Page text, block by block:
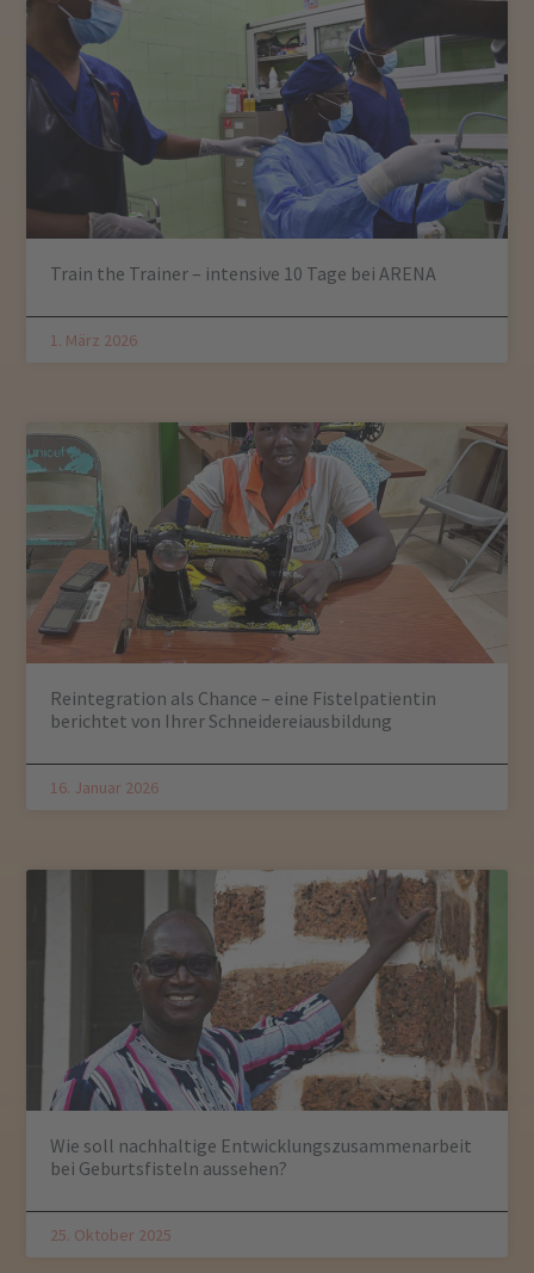
Train the Trainer – intensive 10 Tage bei ARENA
1. März 2026
Reintegration als Chance – eine Fistelpatientin
berichtet von Ihrer Schneidereiausbildung
16. Januar 2026
Wie soll nachhaltige Entwicklungszusammenarbeit
bei Geburtsfisteln aussehen?
25. Oktober 2025